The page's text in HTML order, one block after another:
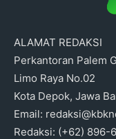
ALAMAT REDAKSI
Perkantoran Palem
Limo Raya No.02
Kota Depok, Jawa
Email:
Redaksi: (+62) 896-